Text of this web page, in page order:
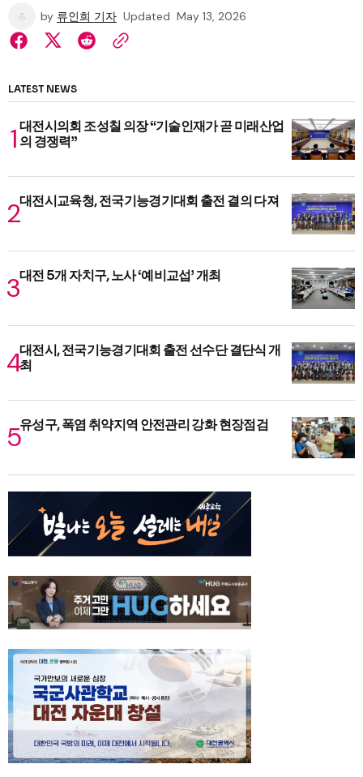
by 류인희 기자 Updated May 13, 2026
LATEST NEWS
대전시의회 조성칠 의장 “기술인재가 곧 미래산업
의 경쟁력”
대전시교육청, 전국기능경기대회 출전 결의 다져
대전 5개 자치구, 노사 ‘예비교섭’ 개최
대전시, 전국기능경기대회 출전 선수단 결단식 개
최
유성구, 폭염 취약지역 안전관리 강화 현장점검